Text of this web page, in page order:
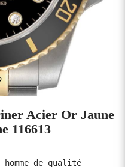
Acier Or Jaune
116613
de qualité